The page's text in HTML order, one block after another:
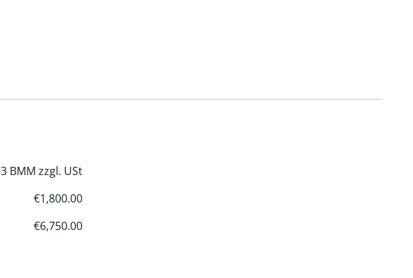
3 BMM zzgl. USt
€1,800.00
€6,750.00